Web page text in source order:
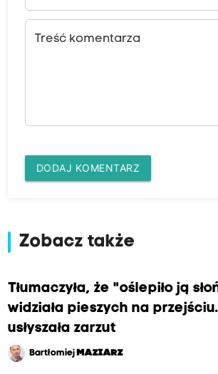
Treść komentarza
DODAJ KOMENTARZ
Zobacz także
Tłumaczyła, że "oślepiło ją
widziała pieszych na
usłyszała zarzut
Bartłomiej MAZIARZ